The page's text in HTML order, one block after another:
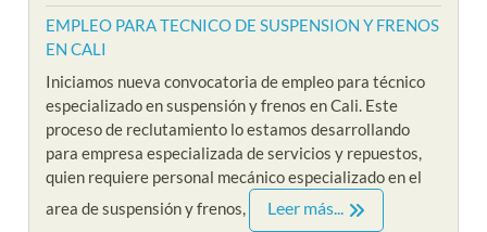
EMPLEO PARA TECNICO DE SUSPENSION Y FRENOS
EN CALI
Iniciamos nueva convocatoria de empleo para técnico
especializado en suspensión y frenos en Cali. Este
proceso de reclutamiento lo estamos desarrollando
para empresa especializada de servicios y repuestos,
quien requiere personal mecánico especializado en el
area de suspensión y frenos,
Leer más...